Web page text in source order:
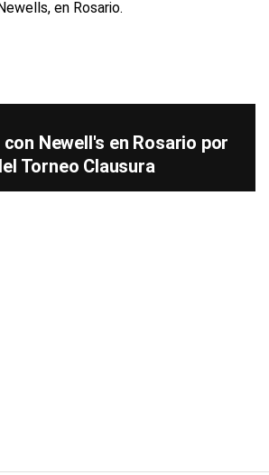
Newell's en Rosario por
Torneo Clausura